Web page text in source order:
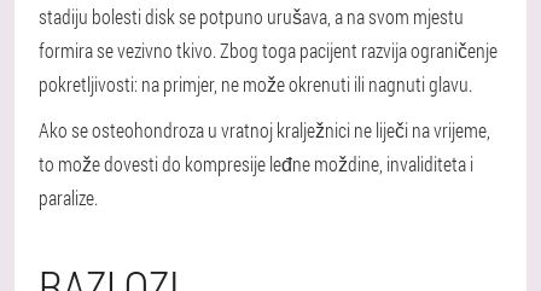
stadiju bolesti disk se potpuno urušava, a na svom mjestu
formira se vezivno tkivo. Zbog toga pacijent razvija ograničenje
pokretljivosti: na primjer, ne može okrenuti ili nagnuti glavu.
Ako se osteohondroza u vratnoj kralježnici ne liječi na vrijeme,
to može dovesti do kompresije leđne moždine, invaliditeta i
paralize.